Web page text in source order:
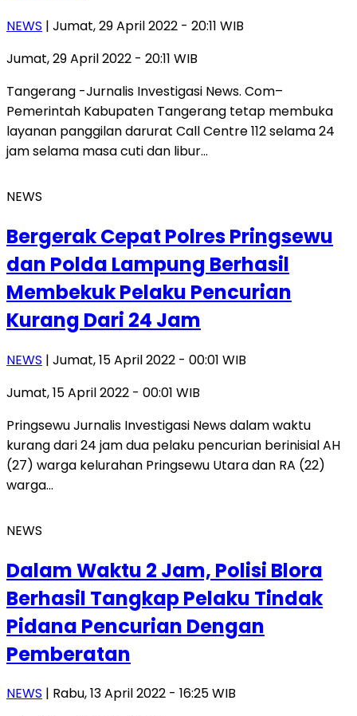
NEWS | Jumat, 29 April 2022 - 20:11 WIB
Jumat, 29 April 2022 - 20:11 WIB
Tangerang -Jurnalis Investigasi News. Com–
Pemerintah Kabupaten Tangerang tetap membuka
layanan panggilan darurat Call Centre 112 selama 24
jam selama masa cuti dan libur…
NEWS
Bergerak Cepat Polres Pringsewu
dan Polda Lampung Berhasil
Membekuk Pelaku Pencurian
Kurang Dari 24 Jam
NEWS | Jumat, 15 April 2022 - 00:01 WIB
Jumat, 15 April 2022 - 00:01 WIB
Pringsewu Jurnalis Investigasi News dalam waktu
kurang dari 24 jam dua pelaku pencurian berinisial AH
(27) warga kelurahan Pringsewu Utara dan RA (22)
warga…
NEWS
Dalam Waktu 2 Jam, Polisi Blora
Berhasil Tangkap Pelaku Tindak
Pidana Pencurian Dengan
Pemberatan
NEWS | Rabu, 13 April 2022 - 16:25 WIB